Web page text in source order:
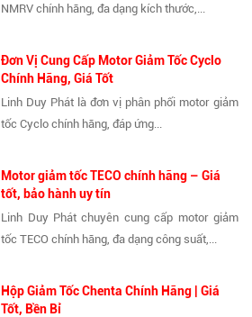
NMRV chính hãng, đa dạng kích thước,...
Đơn Vị Cung Cấp Motor Giảm Tốc Cyclo
Chính Hãng, Giá Tốt
Linh Duy Phát là đơn vị phân phối motor giảm
tốc Cyclo chính hãng, đáp ứng...
Motor giảm tốc TECO chính hãng – Giá
tốt, bảo hành uy tín
Linh Duy Phát chuyên cung cấp motor giảm
tốc TECO chính hãng, đa dạng công suất,...
Hộp Giảm Tốc Chenta Chính Hãng | Giá
Tốt, Bền Bỉ